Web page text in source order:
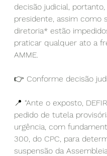
decisão judicial,
presidente, assim como
diretoria* estão
praticar qualquer ato a
AMME.
👉 Conforme decisão
📍 “Ante o exposto,
pedido de tutela
urgência, com
300, do CPC, para
suspensão da